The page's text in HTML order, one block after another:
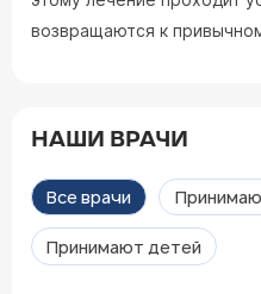
возвращаются к
НАШИ ВРАЧИ
Все врачи
Принимают детей